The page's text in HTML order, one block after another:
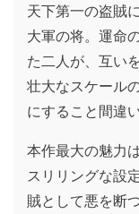
天下第一の盗賊
大軍の将。運命
た二人が、互い
壮大なスケール
にすること間違
本作最大の魅力
スリリングな設
賊として悪を断